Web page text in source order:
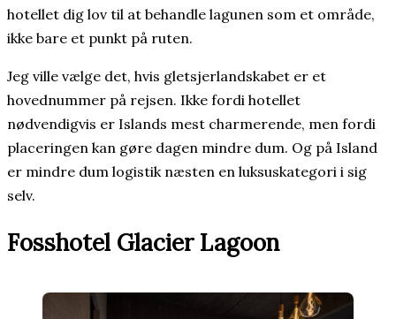
hotellet dig lov til at behandle lagunen som et område,
ikke bare et punkt på ruten.
Jeg ville vælge det, hvis gletsjerlandskabet er et
hovednummer på rejsen. Ikke fordi hotellet
nødvendigvis er Islands mest charmerende, men fordi
placeringen kan gøre dagen mindre dum. Og på Island
er mindre dum logistik næsten en luksuskategori i sig
selv.
Fosshotel Glacier Lagoon